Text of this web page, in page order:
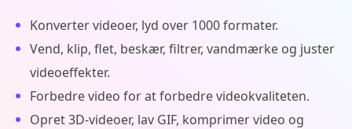
Konverter videoer, lyd over 1000 formater.
Vend, klip, flet, beskær, filtrer, vandmærke og juster
videoeffekter.
Forbedre video for at forbedre videokvaliteten.
Opret 3D-videoer, lav GIF, komprimer video og